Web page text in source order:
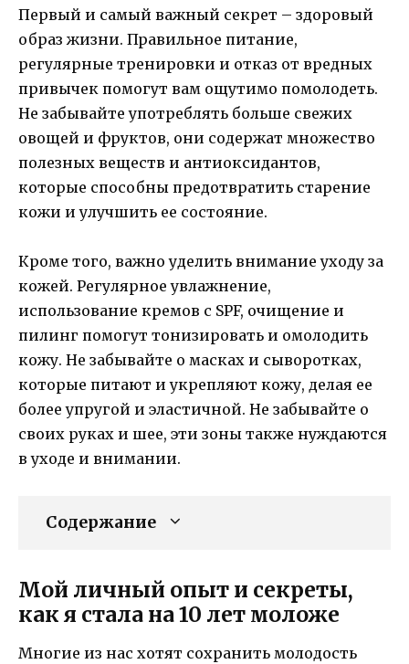
Первый и самый важный секрет – здоровый
образ жизни. Правильное питание,
регулярные тренировки и отказ от вредных
привычек помогут вам ощутимо помолодеть.
Не забывайте употреблять больше свежих
овощей и фруктов, они содержат множество
полезных веществ и антиоксидантов,
которые способны предотвратить старение
кожи и улучшить ее состояние.
Кроме того, важно уделить внимание уходу за
кожей. Регулярное увлажнение,
использование кремов с SPF, очищение и
пилинг помогут тонизировать и омолодить
кожу. Не забывайте о масках и сыворотках,
которые питают и укрепляют кожу, делая ее
более упругой и эластичной. Не забывайте о
своих руках и шее, эти зоны также нуждаются
в уходе и внимании.
Содержание
Мой личный опыт и секреты,
как я стала на 10 лет моложе
Многие из нас хотят сохранить молодость